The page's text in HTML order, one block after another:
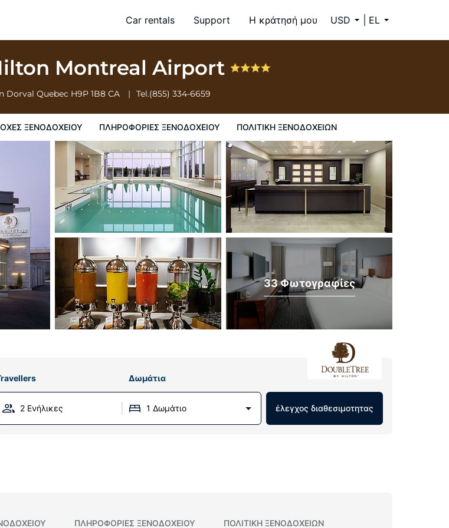
Car rentals Support Η κράτησή μου USD EL
Montreal Airport
Dorval Quebec H9P 1B8 CA Tel.(855) 334-6659
ΞΕΝΟΔΟΧΕΙΟΥ ΠΛΗΡΟΦΟΡΊΕΣ ΞΕΝΟΔΟΧΕΊΟΥ ΠΟΛΙΤΙΚΗ ΞΕΝΟΔΟΧΕΊΩΝ
Πολιτικη ξενοδοχείων
33 Φωτογραφίες
Δωμάτια
2 Ενήλικες 1 Δωμάτιο έλεγχος διαθεσιμοτητας
ΠΛΗΡΟΦΟΡΊΕΣ ΞΕΝΟΔΟΧΕΊΟΥ ΠΟΛΙΤΙΚΗ ΞΕΝΟΔΟΧΕΊΩΝ